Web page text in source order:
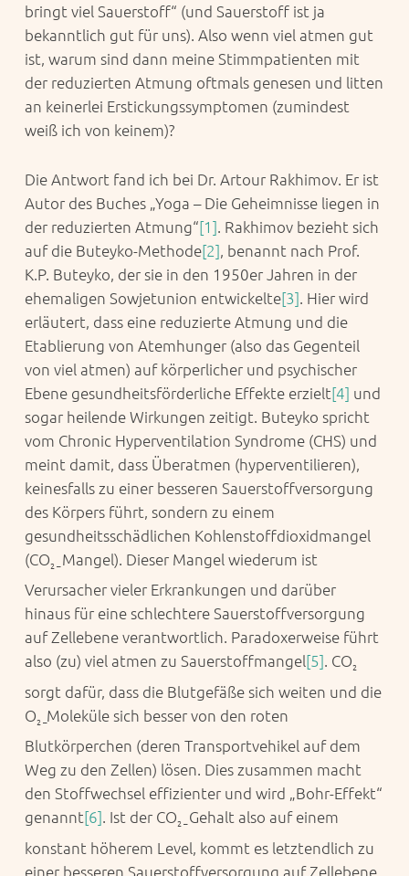
bringt viel Sauerstoff“ (und Sauerstoff ist ja
bekanntlich gut für uns). Also wenn viel atmen gut
ist, warum sind dann meine Stimmpatienten mit
der reduzierten Atmung oftmals genesen und litten
an keinerlei Erstickungssymptomen (zumindest
weiß ich von keinem)?
Die Antwort fand ich bei Dr. Artour Rakhimov. Er ist
Autor des Buches „Yoga – Die Geheimnisse liegen in
der reduzierten Atmung“[1]. Rakhimov bezieht sich
auf die Buteyko-Methode[2], benannt nach Prof.
K.P. Buteyko, der sie in den 1950er Jahren in der
ehemaligen Sowjetunion entwickelte[3]. Hier wird
erläutert, dass eine reduzierte Atmung und die
Etablierung von Atemhunger (also das Gegenteil
von viel atmen) auf körperlicher und psychischer
Ebene gesundheitsförderliche Effekte erzielt[4] und
sogar heilende Wirkungen zeitigt. Buteyko spricht
vom Chronic Hyperventilation Syndrome (CHS) und
meint damit, dass Überatmen (hyperventilieren),
keinesfalls zu einer besseren Sauerstoffversorgung
des Körpers führt, sondern zu einem
gesundheitsschädlichen Kohlenstoffdioxidmangel
(CO2 –Mangel). Dieser Mangel wiederum ist
Verursacher vieler Erkrankungen und darüber
hinaus für eine schlechtere Sauerstoffversorgung
auf Zellebene verantwortlich. Paradoxerweise führt
also (zu) viel atmen zu Sauerstoffmangel[5]. CO2
sorgt dafür, dass die Blutgefäße sich weiten und die
O2 –Moleküle sich besser von den roten
Blutkörperchen (deren Transportvehikel auf dem
Weg zu den Zellen) lösen. Dies zusammen macht
den Stoffwechsel effizienter und wird „Bohr-Effekt“
genannt[6]. Ist der CO2 –Gehalt also auf einem
konstant höherem Level, kommt es letztendlich zu
einer besseren Sauerstoffversorgung auf Zellebene